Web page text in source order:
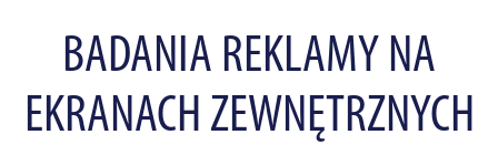
BADANIA REKLAMY NA
EKRANACH ZEWNĘTRZNYCH